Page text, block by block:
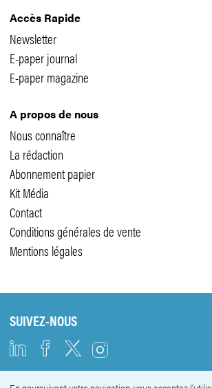
Accès Rapide
Newsletter
E-paper journal
E-paper magazine
A propos de nous
Nous connaître
La rédaction
Abonnement papier
Kit Média
Contact
Conditions générales de vente
Mentions légales
SUIVEZ-NOUS